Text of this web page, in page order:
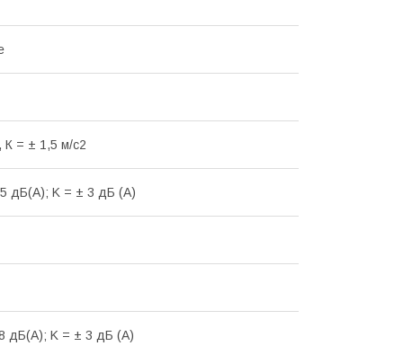
К = ± 1,5 м/с2
дБ(А); K = ± 3 дБ (А)
дБ(А); K = ± 3 дБ (А)